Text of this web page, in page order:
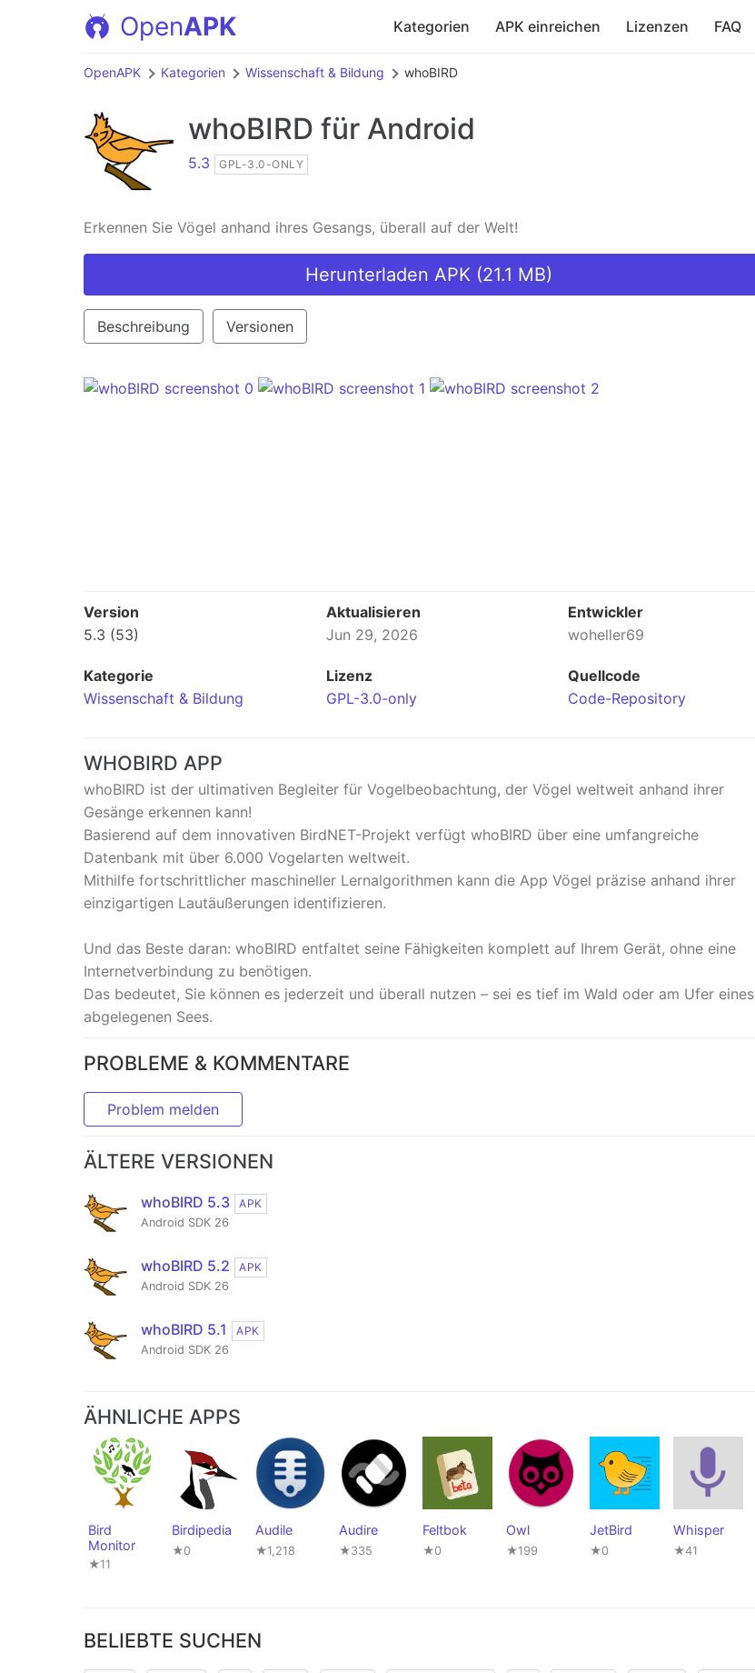
OpenAPK Kategorien APK einreichen Lizenzen FAQ
OpenAPK Kategorien Wissenschaft & Bildung whoBIRD
whoBIRD für Android
5.3 GPL-3.0-ONLY
Erkennen Sie Vögel anhand ihres Gesangs, überall auf der Welt!
Herunterladen APK (21.1 MB)
Beschreibung Versionen
Version
5.3 (53)
Aktualisieren
Jun 29, 2026
Entwickler
woheller69
Kategorie
Wissenschaft & Bildung
Lizenz
GPL-3.0-only
Quellcode
Code-Repository
WHOBIRD APP
whoBIRD ist der ultimativen Begleiter für Vogelbeobachtung, der Vögel weltweit anhand ihrer
Gesänge erkennen kann!
Basierend auf dem innovativen BirdNET-Projekt verfügt whoBIRD über eine umfangreiche
Datenbank mit über 6.000 Vogelarten weltweit.
Mithilfe fortschrittlicher maschineller Lernalgorithmen kann die App Vögel präzise anhand ihrer
einzigartigen Lautäußerungen identifizieren.
Und das Beste daran: whoBIRD entfaltet seine Fähigkeiten komplett auf Ihrem Gerät, ohne eine
Internetverbindung zu benötigen.
Das bedeutet, Sie können es jederzeit und überall nutzen – sei es tief im Wald oder am Ufer eines
abgelegenen Sees.
PROBLEME & KOMMENTARE
Problem melden
ÄLTERE VERSIONEN
whoBIRD 5.3
APK
Android SDK 26
whoBIRD 5.2
APK
Android SDK 26
whoBIRD 5.1
APK
Android SDK 26
ÄHNLICHE APPS
Bird
Monitor
★11
Birdipedia
★0
Audile
★1,218
Audire
★335
Feltbok
★0
Owl
★199
JetBird
★0
Whisper
★41
BELIEBTE SUCHEN